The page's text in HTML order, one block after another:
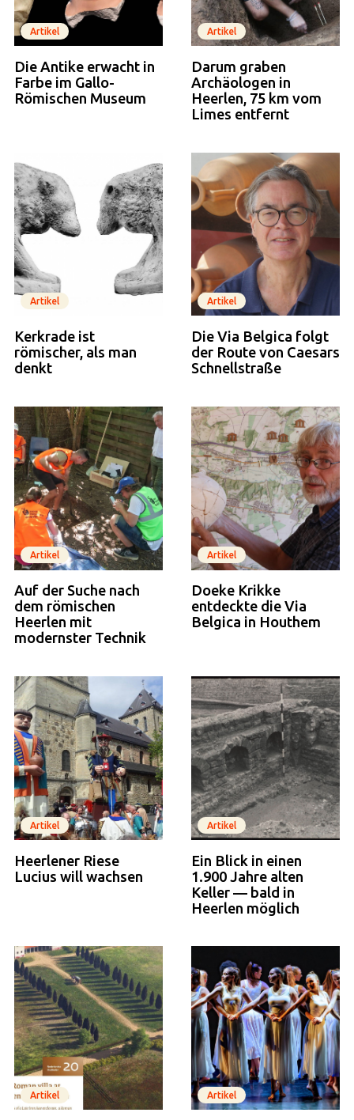
Artikel
Die Antike erwacht in
Farbe im Gallo-
Römischen Museum
Artikel
Darum graben
Archäologen in
Heerlen, 75 km vom
Limes entfernt
Artikel
Kerkrade ist
römischer, als man
denkt
Artikel
Die Via Belgica folgt
der Route von Caesars
Schnellstraße
Artikel
Auf der Suche nach
dem römischen
Heerlen mit
modernster Technik
Artikel
Doeke Krikke
entdeckte die Via
Belgica in Houthem
Artikel
Heerlener Riese
Lucius will wachsen
Artikel
Ein Blick in einen
1.900 Jahre alten
Keller — bald in
Heerlen möglich
Artikel Artikel